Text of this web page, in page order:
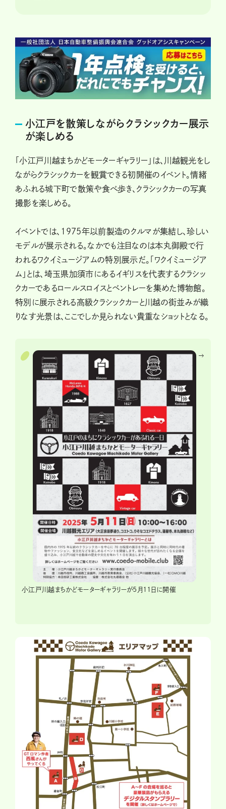
小江戸を散策しながらクラシックカー展示
が楽しめる
「小江戸川越まちかどモーターギャラリー」は、川越観光をし
ながらクラシックカーを観賞できる初開催のイベント。情緒
あふれる城下町で散策や食べ歩き、クラシックカーの写真
撮影を楽しめる。
イベントでは、1975年以前製造のクルマが集結し、珍しい
モデルが展示される。なかでも注目なのは本丸御殿で行
われるワクイミュージアムの特別展示だ。「ワクイミュージア
ム」とは、埼玉県加須市にあるイギリスを代表するクラシッ
クカーであるロールスロイスとベントレーを集めた博物館。
特別に展示される高級クラシックカーと川越の街並みが織
りなす光景は、ここでしか見られない貴重なショットとなる。
小江戸川越まちかどモーターギャラリーが5月11日に開催